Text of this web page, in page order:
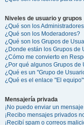
Niveles de usuario y grupos
¿Qué son los
¿Qué son los Moderadores?
¿Qué son los Grupos de
¿Donde están los Grupos de
¿Cómo me convierto en
¿Por qué algunos Grupos de
¿Qué es un "Grupo de
¿Qué es el enlace "El
Mensajería privada
¡No puedo enviar un
¡Recibo mensajes privados
¡Recibí spam o correos